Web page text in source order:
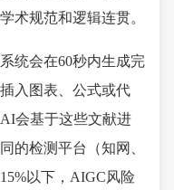
术规范和逻辑连贯。
统会在60秒内生成完
入图表、公式或代
会基于这些文献进
的检测平台（知网、
以下，AIGC风险